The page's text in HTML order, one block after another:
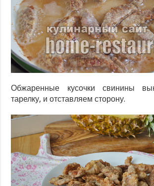
Обжаренные кусочки свинины
тарелку, и отставляем сторону.